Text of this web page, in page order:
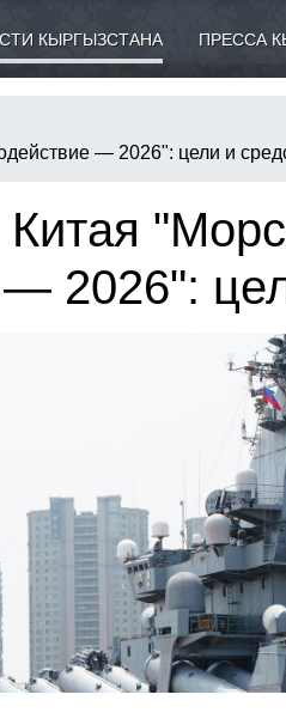
КЫРГЫЗСТАНА ПРЕССА
— 2026": цели и
2026":